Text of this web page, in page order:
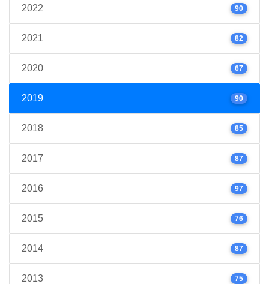
2022 90
2021 82
2020 67
2019 90
2018 85
2017 87
2016 97
2015 76
2014 87
2013 75